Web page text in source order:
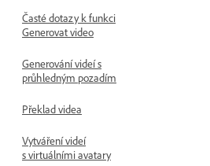
Časté dotazy k funkci
Generovat video
Generování videí s
průhledným pozadím
Překlad videa
Vytváření videí
s virtuálními avatary